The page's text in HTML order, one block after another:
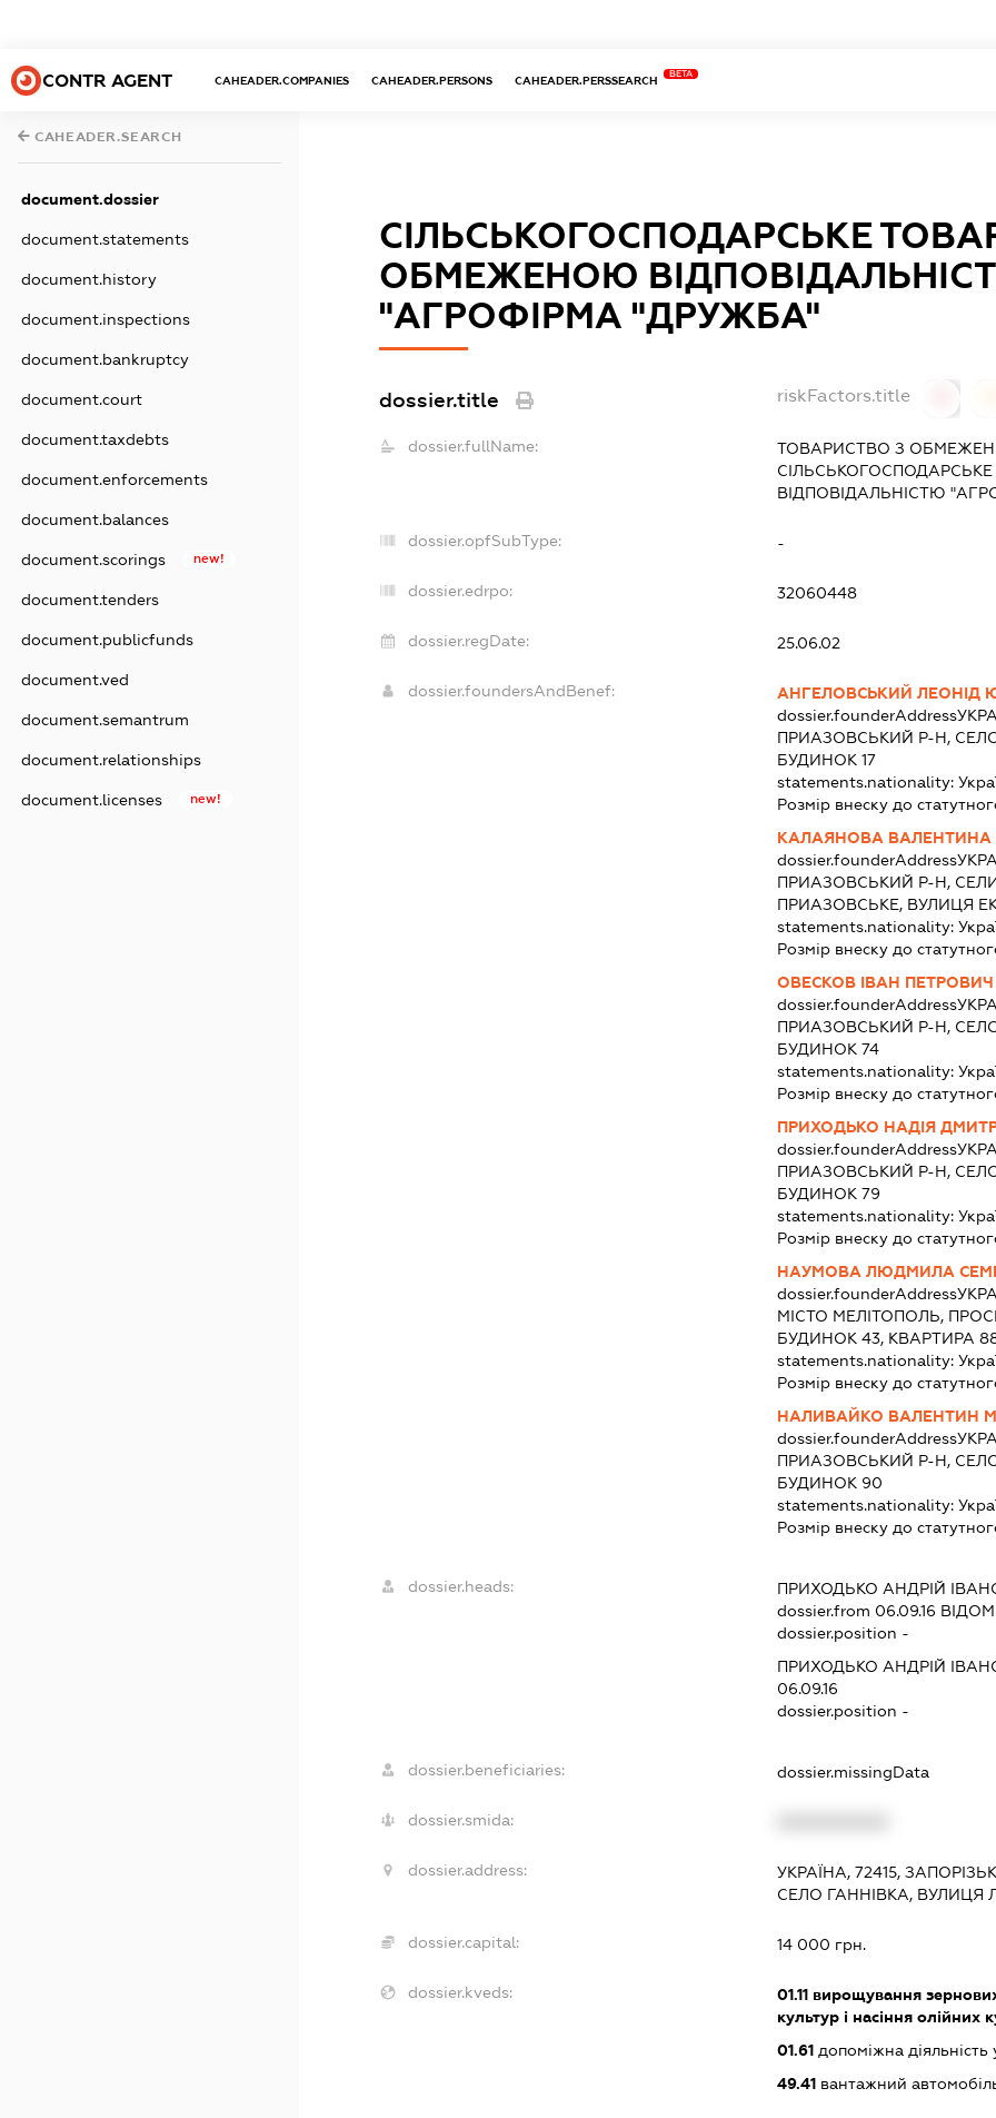
CONTR AGENT CAHEADER.COMPANIES CAHEADER.PERSONS CAHEADER.PERSSEARCH
BETA
CAHEADER.SEARCH
document.dossier
document.statements
document.history
document.inspections
document.bankruptcy
document.court
document.taxdebts
document.enforcements
document.balances
document.scorings new!
document.tenders
document.publicfunds
document.ved
document.semantrum
document.relationships
document.licenses new!
СІЛЬСЬКОГОСПОДАРСЬКЕ
ОБМЕЖЕНОЮ
"АГРОФІРМА "ДРУЖБА"
dossier.title riskFactors.title
dossier.fullName:
ТОВАРИСТВО З
ВІДПОВІДАЛЬНІСТЮ
dossier.opfSubType: -
dossier.edrpo: 32060448
dossier.regDate: 25.06.02
dossier.foundersAndBenef:
АНГЕЛОВСЬКИЙ ЛЕОНІД
dossier.founderAddress
ПРИАЗОВСЬКИЙ Р-Н,
БУДИНОК 17
statements.nationality:
Розмір внеску до
КАЛАЯНОВА ВАЛЕНТИНА
dossier.founderAddress
ПРИАЗОВСЬКИЙ Р-Н,
ПРИАЗОВСЬКЕ, ВУЛИЦЯ
statements.nationality:
Розмір внеску до
ОВЕСКОВ ІВАН ПЕТРОВИЧ
dossier.founderAddress
ПРИАЗОВСЬКИЙ Р-Н,
БУДИНОК 74
statements.nationality:
Розмір внеску до
ПРИХОДЬКО НАДІЯ
dossier.founderAddress
ПРИАЗОВСЬКИЙ Р-Н,
БУДИНОК 79
statements.nationality:
Розмір внеску до
НАУМОВА ЛЮДМИЛА
dossier.founderAddress
МІСТО МЕЛІТОПОЛЬ,
БУДИНОК 43, КВАРТИРА
statements.nationality:
Розмір внеску до
НАЛИВАЙКО ВАЛЕНТИН
dossier.founderAddress
ПРИАЗОВСЬКИЙ Р-Н,
БУДИНОК 90
statements.nationality:
Розмір внеску до
dossier.heads: ПРИХОДЬКО АНДРІЙ
dossier.from 06.09.16
dossier.position -
ПРИХОДЬКО АНДРІЙ
06.09.16
dossier.position -
dossier.beneficiaries: dossier.missingData
dossier.smida:
dossier.address:
УКРАЇНА, 72415,
СЕЛО ГАННІВКА, ВУЛИЦЯ
dossier.capital: 14 000 грн.
dossier.kveds: 01.11 вирощування
культур і насіння олійних
01.61 допоміжна діяльність
49.41 вантажний